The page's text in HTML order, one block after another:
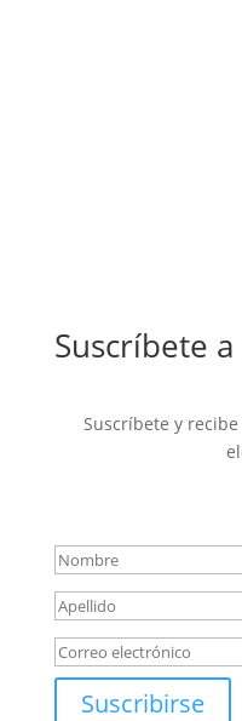
Suscríbete
Suscríbete y
Suscribirse